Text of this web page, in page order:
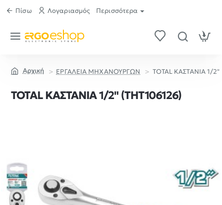
Πίσω Λογαριασμός Περισσότερα
ΕΡΓΑΛΕΙΑ ΜΗΧΑΝΟΥΡΓΩΝ TOTAL ΚΑΣΤΑΝΙΑ 1/2"
TOTAL ΚΑΣΤΑΝΙΑ 1/2" (THT106126)